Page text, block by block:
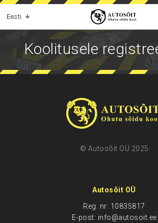
Eesti
Koolitusele
© Autosõit OÜ 2025
Autosõit OÜ
Reg. nr: 10835817
E-post: info@autosoit.ee